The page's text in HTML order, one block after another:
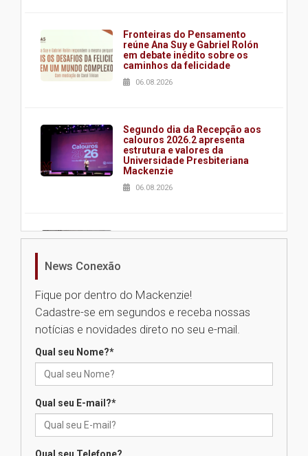
Fronteiras do Pensamento
reúne Ana Suy e Gabriel Rolón
em debate inédito sobre os
caminhos da felicidade
06.08.2026
Segundo dia da Recepção aos
calouros 2026.2 apresenta
estrutura e valores da
Universidade Presbiteriana
Mackenzie
06.08.2026
Nova apresentação do Centro
Universidade Mackenzie
realizará nova edição da Feira
das novas tecnologias em
News Conexão
Fique por dentro do Mackenzie!
Cadastre-se em segundos e receba nossas
notícias e novidades direto no seu e-mail.
Qual seu Nome?*
Qual seu E-mail?*